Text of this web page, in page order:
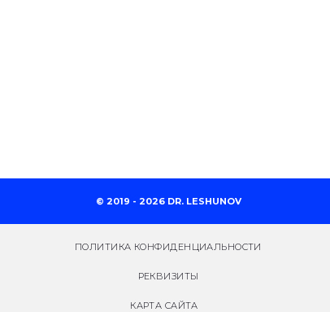
© 2019 - 2026 DR. LESHUNOV
ПОЛИТИКА КОНФИДЕНЦИАЛЬНОСТИ
РЕКВИЗИТЫ
КАРТА САЙТА